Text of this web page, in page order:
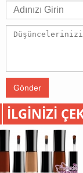
Gönder
İLGINIZI